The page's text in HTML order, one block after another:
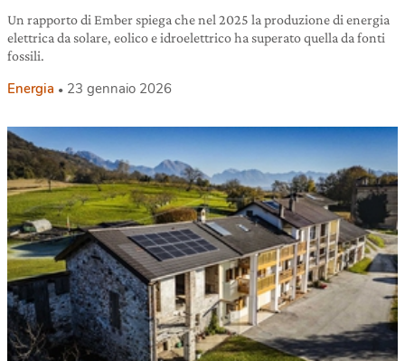
Un rapporto di Ember spiega che nel 2025 la produzione di energia
elettrica da solare, eolico e idroelettrico ha superato quella da fonti
fossili.
Energia 23 gennaio 2026